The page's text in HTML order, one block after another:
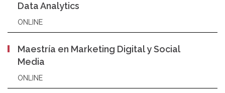
Data Analytics
ONLINE
Maestría en Marketing Digital y Social
Media
ONLINE